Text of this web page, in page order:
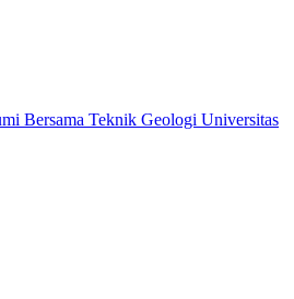
Bersama Teknik Geologi Universitas